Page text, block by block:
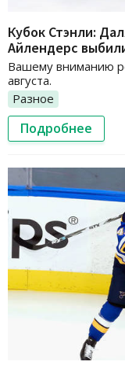
Кубок Стэнли:
Айлендерс
Вашему вниманию
августа.
Разное
Подробнее